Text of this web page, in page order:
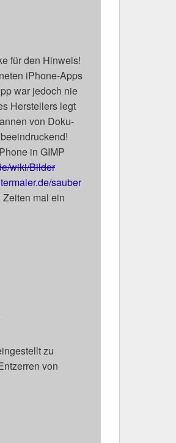
für den Hin­weis!
iPho­ne-Apps
war jedoch nie
Her­stel­lers legt
von Doku­
in GIMP
​w​i​k​i​/​B​i​l​d​e​r​
​s​a​u​b​e​r​
mal ein
zu
von